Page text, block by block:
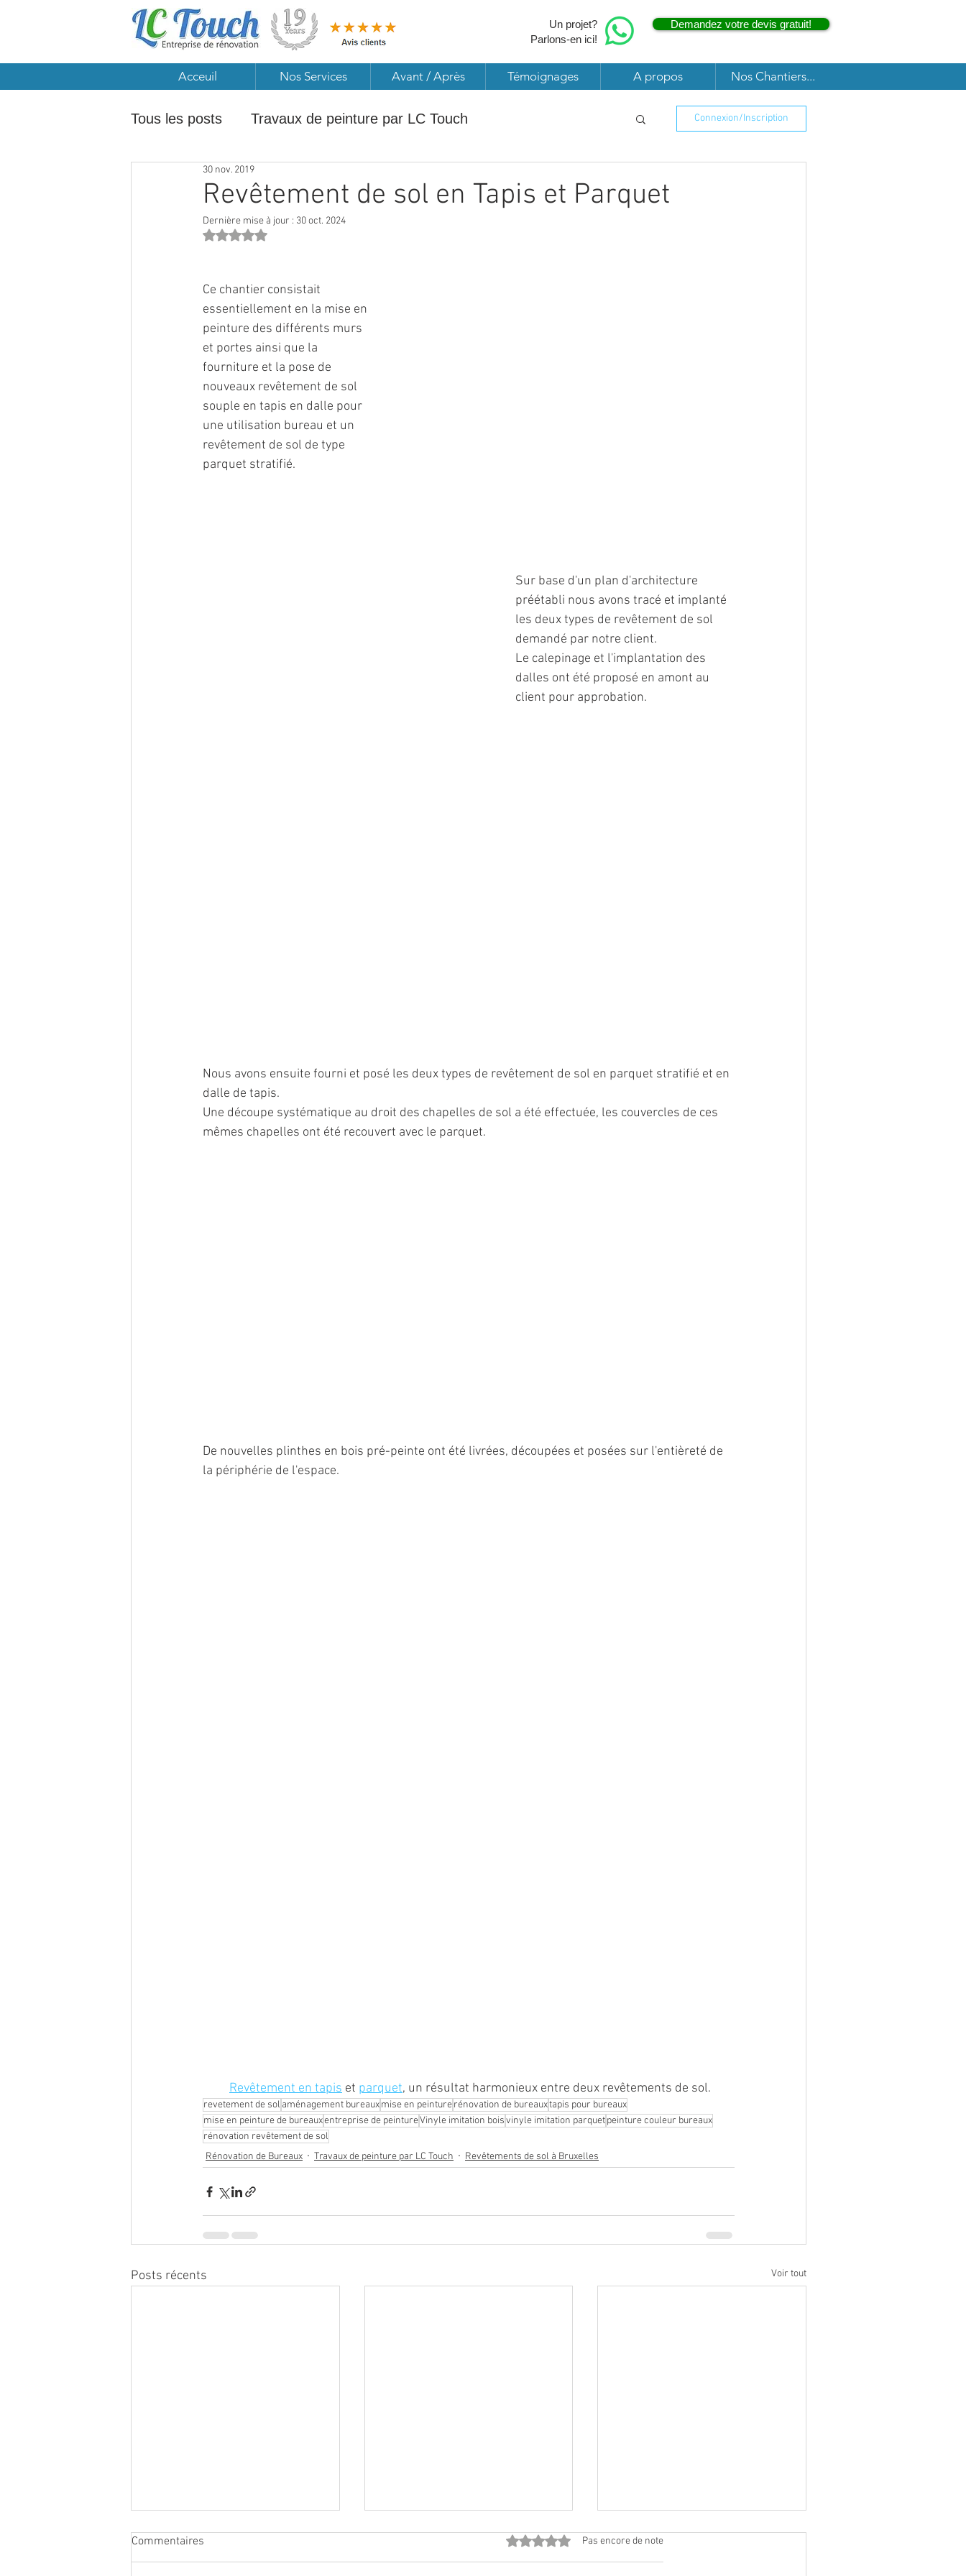
Un projet?
Parlons-en ici!
Demandez votre devis gratuit!
Acceuil Nos Services Avant / Après Témoignages A propos Nos Chantiers...
Tous les posts Travaux de peinture par LC Touch
Revêtements de sol à Bruxelles
Travaux de menuiserie LC Touch
Carrelage intérieur & extérieur
Pose de Tapis pour Bureaux
Rénovation de Bureaux Vernissage - Vitrification parquets
Connexion/Inscription
Revêtement de sol en Tapis et Parquet
30 nov. 2019
Dernière mise à jour : 30 oct. 2024
Noté NaN étoiles sur 5.
Ce chantier consistait
essentiellement en la mise en
peinture des différents murs
et portes ainsi que la
fourniture et la pose de
nouveaux revêtement de sol
souple en tapis en dalle pour
une utilisation bureau et un
revêtement de sol de type
parquet stratifié.
Sur base d'un plan d'architecture
préétabli nous avons tracé et implanté
les deux types de revêtement de sol
demandé par notre client.
Le calepinage et l'implantation des
dalles ont été proposé en amont au
client pour approbation.
Nous avons ensuite fourni et posé les deux types de revêtement de sol en parquet stratifié et en
dalle de tapis.
Une découpe systématique au droit des chapelles de sol a été effectuée, les couvercles de ces
mêmes chapelles ont été recouvert avec le parquet.
De nouvelles plinthes en bois pré-peinte ont été livrées, découpées et posées sur l'entièreté de
la périphérie de l'espace.
Revêtement en tapis et parquet, un résultat harmonieux entre deux revêtements de sol.
revetement de sol aménagement bureauxmise en peinturerénovation de bureauxtapis pour bureaux
mise en peinture de bureauxentreprise de peintureVinyle imitation boisvinyle imitation parquetpeinture couleur bureaux
rénovation revêtement de sol
Rénovation de Bureaux
Travaux de peinture par LC Touch Revêtements de sol à Bruxelles
Posts récents Voir tout
Commentaires Noté 0 étoile sur 5.Pas encore de note